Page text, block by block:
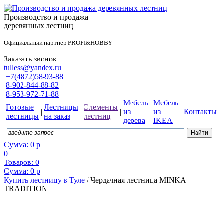
Производство и продажа
деревянных лестниц
Официальный партнер PROFI&HOBBY
Заказать звонок
tulless@yandex.ru
+7(4872)58-93-88
8-902-844-88-82
8-953-972-71-88
Готовые
лестницы
|
Лестницы
на заказ
|
Элементы
лестниц
|
Мебель
из
дерева
|
Мебель
из
IKEA
| Контакты
Сумма: 0 р
0
Товаров: 0
Сумма: 0 р
Купить лестницу в Туле / Чердачная лестница MINKA
TRADITION